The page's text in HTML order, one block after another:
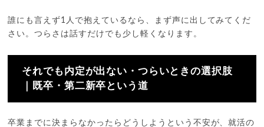
誰にも言えず1人で抱えているなら、まず声に出してみてくだ
さい。つらさは話すだけでも少し軽くなります。
それでも内定が出ない・つらいときの選択肢
｜既卒・第二新卒という道
卒業までに決まらなかったらどうしようという不安が、就活の